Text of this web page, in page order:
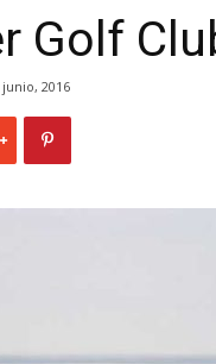
Golf
junio, 2016